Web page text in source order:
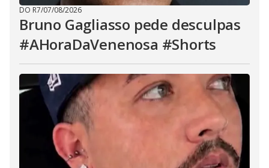
DO R7/07/08/2026
Bruno Gagliasso pede desculpas
#AHoraDaVenenosa #Shorts